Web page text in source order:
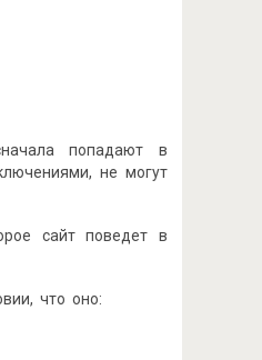
попадают в
не могут
сайт поведет в
что оно: